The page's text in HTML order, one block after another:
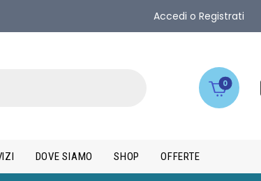
Accedi o Registrati
0
DOVE SIAMO SHOP OFFERTE